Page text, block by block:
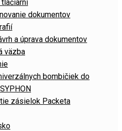
dokumentov
a úprava dokumentov
väzba
bombičiek do
zásielok Packeta